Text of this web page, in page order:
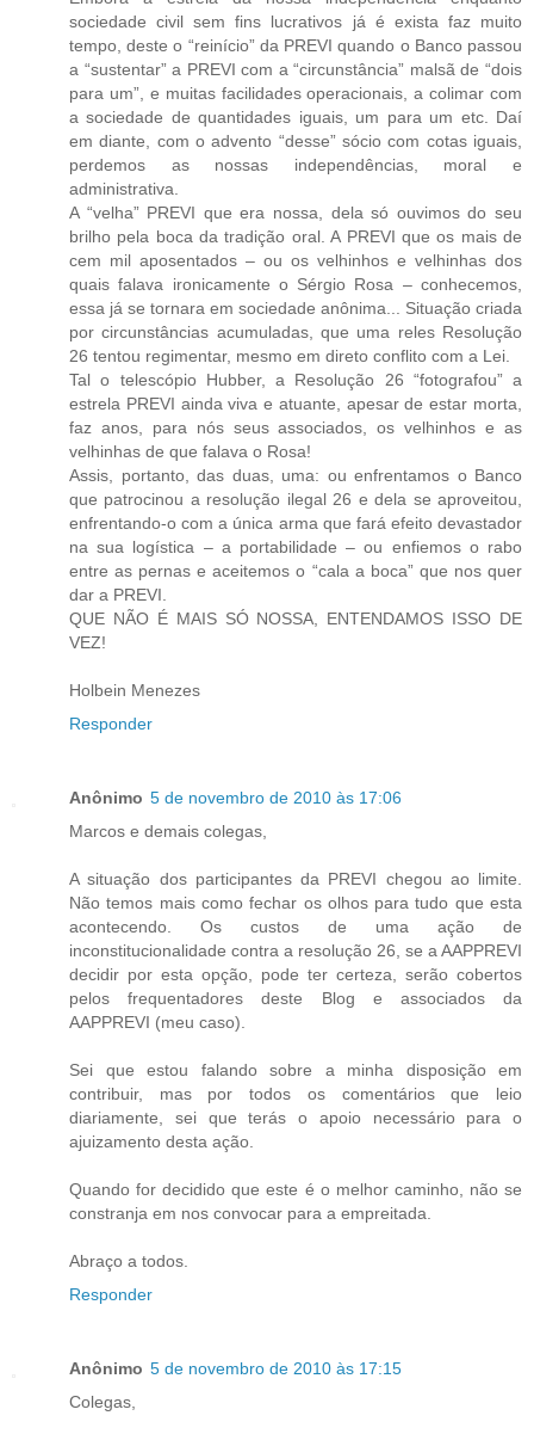
sociedade civil sem fins lucrativos já é exista faz muito
tempo, deste o “reinício” da PREVI quando o Banco passou
a “sustentar” a PREVI com a “circunstância” malsã de “dois
para um”, e muitas facilidades operacionais, a colimar com
a sociedade de quantidades iguais, um para um etc. Daí
em diante, com o advento “desse” sócio com cotas iguais,
perdemos as nossas independências, moral e
administrativa.
A “velha” PREVI que era nossa, dela só ouvimos do seu
brilho pela boca da tradição oral. A PREVI que os mais de
cem mil aposentados – ou os velhinhos e velhinhas dos
quais falava ironicamente o Sérgio Rosa – conhecemos,
essa já se tornara em sociedade anônima... Situação criada
por circunstâncias acumuladas, que uma reles Resolução
26 tentou regimentar, mesmo em direto conflito com a Lei.
Tal o telescópio Hubber, a Resolução 26 “fotografou” a
estrela PREVI ainda viva e atuante, apesar de estar morta,
faz anos, para nós seus associados, os velhinhos e as
velhinhas de que falava o Rosa!
Assis, portanto, das duas, uma: ou enfrentamos o Banco
que patrocinou a resolução ilegal 26 e dela se aproveitou,
enfrentando-o com a única arma que fará efeito devastador
na sua logística – a portabilidade – ou enfiemos o rabo
entre as pernas e aceitemos o “cala a boca” que nos quer
dar a PREVI.
QUE NÃO É MAIS SÓ NOSSA, ENTENDAMOS ISSO DE
VEZ!
Holbein Menezes
Responder
Anônimo 5 de novembro de 2010 às 17:06
Marcos e demais colegas,
A situação dos participantes da PREVI chegou ao limite.
Não temos mais como fechar os olhos para tudo que esta
acontecendo. Os custos de uma ação de
inconstitucionalidade contra a resolução 26, se a AAPPREVI
decidir por esta opção, pode ter certeza, serão cobertos
pelos frequentadores deste Blog e associados da
AAPPREVI (meu caso).
Sei que estou falando sobre a minha disposição em
contribuir, mas por todos os comentários que leio
diariamente, sei que terás o apoio necessário para o
ajuizamento desta ação.
Quando for decidido que este é o melhor caminho, não se
constranja em nos convocar para a empreitada.
Abraço a todos.
Responder
Anônimo 5 de novembro de 2010 às 17:15
Colegas,